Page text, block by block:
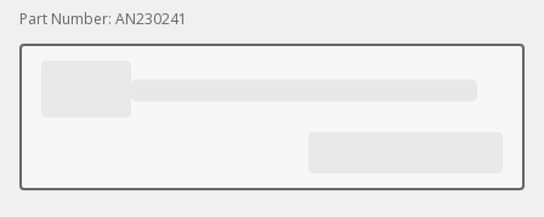
Part Number: AN230241